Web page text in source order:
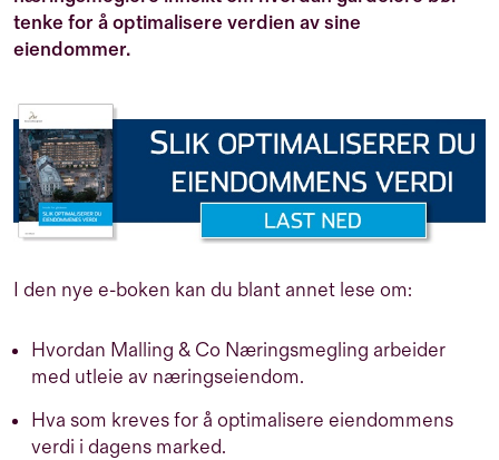
tenke for å optimalisere verdien av sine
eiendommer.
I den nye e-boken kan du blant annet lese om:
Hvordan Malling & Co Næringsmegling arbeider
med utleie av næringseiendom.
Hva som kreves for å optimalisere eiendommens
verdi i dagens marked.